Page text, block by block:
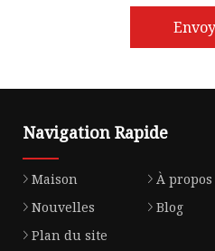
Navigation Rapide
Maison À
Nouvelles
Blog
Plan du site